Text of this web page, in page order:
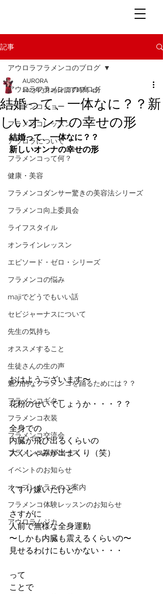
記事
アウロラフラメンコのブログ
フラメンコショー
フラメンコレッスン
アウロラについて
フラメンコって何？
健康・美容
フラメンコダンサー驚きの美容法シリーズ
フラメンコ向上委員会
ライフスタイル
オンラインレッスン
エピソード・ゼロ・シリーズ
フラメンコの悩み
majiでどうでもいい話
セビジャーナスについて
先生の気持ち
オススメすること
生徒さんの生の声
魅力的なフラメンコを踊るためには？？
フラメンコギター
フラメンコ衣装
フラメンコ交流会
フラメンコ講師コース
イベントのお知らせ
オープンクラスのご案内
フラメンコ体験レッスンのお知らせ
アウロラムジカ
アウロラフラメンコのブログ
結婚って、一体なに？？新
しいオンナの幸せの形
AURORA
2023年3月29日読了時間: 4分
結婚って、一体なに？？
新しいオンナの幸せの形
おはようございます〜
花粉のせいでしょうか・・・？？
全身での
内臓が飛び出るくらいの
大くしゃみが出まくり（笑）
くすり嫌いだけど
さすがに
人前で無様な全身運動
〜しかも内臓も震えるくらいの〜
見せるわけにもいかない・・・
って
ことで